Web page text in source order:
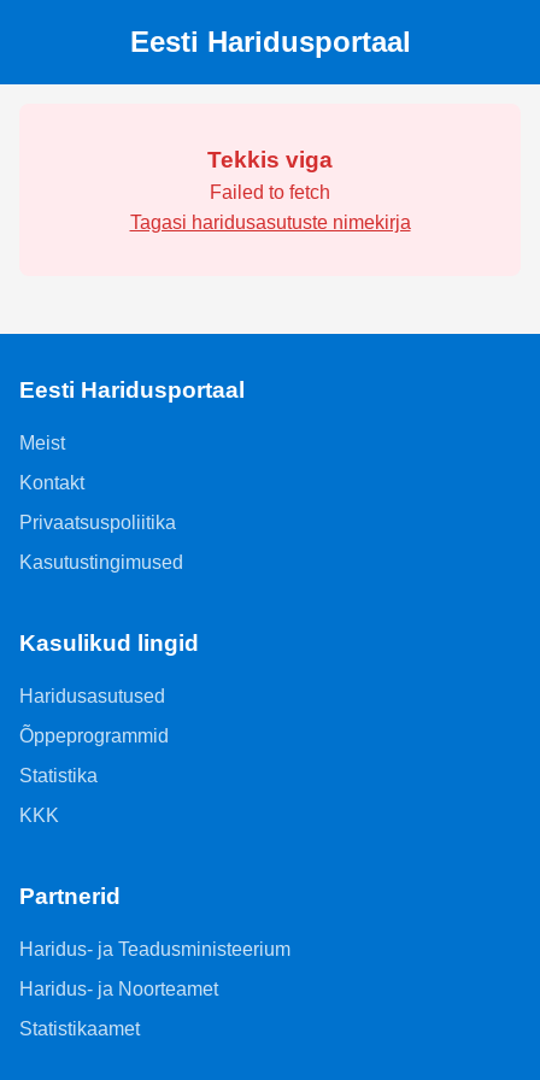
Eesti Haridusportaal
Tekkis viga
Failed to fetch
Tagasi haridusasutuste nimekirja
Eesti Haridusportaal
Meist
Kontakt
Privaatsuspoliitika
Kasutustingimused
Kasulikud lingid
Haridusasutused
Õppeprogrammid
Statistika
KKK
Partnerid
Haridus- ja Teadusministeerium
Haridus- ja Noorteamet
Statistikaamet